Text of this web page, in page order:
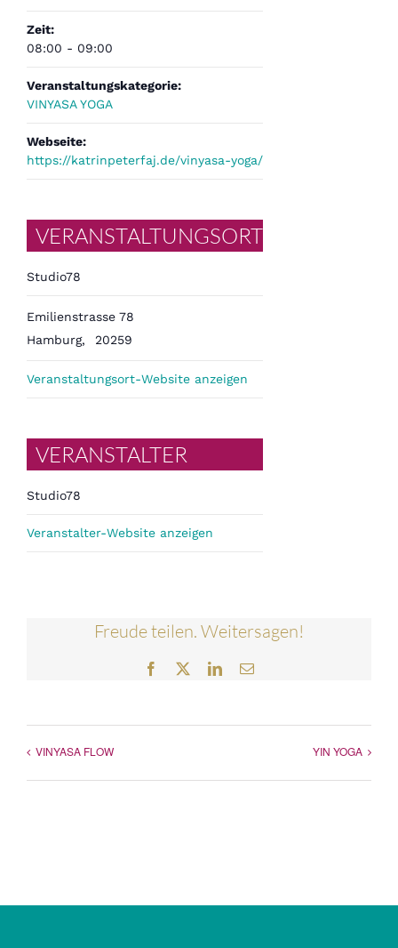
Zeit:
08:00 - 09:00
Veranstaltungskategorie:
VINYASA YOGA
Webseite:
https://katrinpeterfaj.de/vinyasa-yoga/
VERANSTALTUNGSORT
Studio78
Emilienstrasse 78
Hamburg, 20259
Veranstaltungsort-Website anzeigen
VERANSTALTER
Studio78
Veranstalter-Website anzeigen
Freude teilen. Weitersagen!
Facebook
TwitterLinkedIn
E-
VINYASA FLOW YIN YOGA